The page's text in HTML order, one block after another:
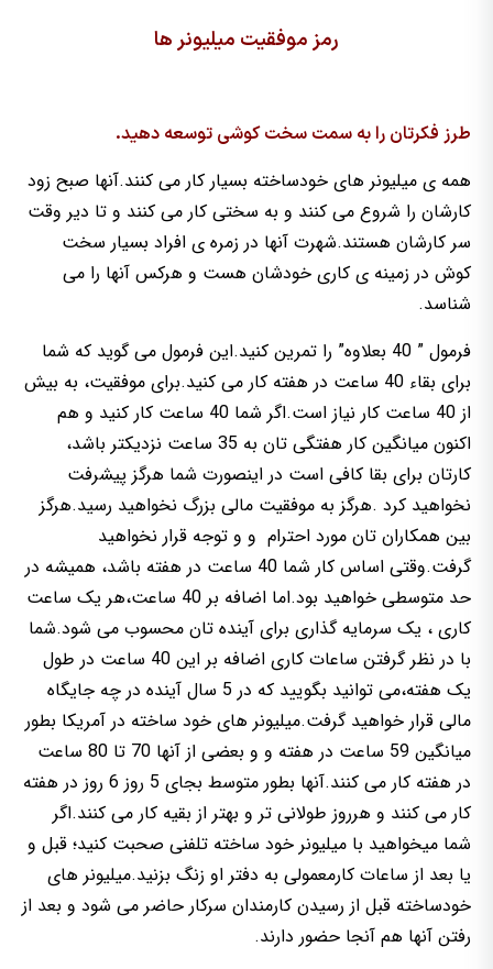
رمز موفقیت میلیونر ها
طرز فکرتان را به سمت سخت کوشی توسعه دهید.
همه ی میلیونر های خودساخته بسیار کار می کنند.آنها صبح زود
کارشان را شروع می کنند و به سختی کار می کنند و تا دیر وقت
سر کارشان هستند.شهرت آنها در زمره ی افراد بسیار سخت
کوش در زمینه ی کاری خودشان هست و هرکس آنها را می
شناسد.
فرمول ” 40 بعلاوه” را تمرین کنید.این فرمول می گوید که شما
برای بقاء 40 ساعت در هفته کار می کنید.برای موفقیت، به بیش
از 40 ساعت کار نیاز است.اگر شما 40 ساعت کار کنید و هم
اکنون میانگین کار هفتگی تان به 35 ساعت نزدیکتر باشد،
کارتان برای بقا کافی است در اینصورت شما هرگز پیشرفت
نخواهید کرد .هرگز به موفقیت مالی بزرگ نخواهید رسید.هرگز
بین همکاران تان مورد احترام و و توجه قرار نخواهید
گرفت.وقتی اساس کار شما 40 ساعت در هفته باشد، همیشه در
حد متوسطی خواهید بود.اما اضافه بر 40 ساعت،هر یک ساعت
کاری ، یک سرمایه گذاری برای آینده تان محسوب می شود.شما
با در نظر گرفتن ساعات کاری اضافه بر این 40 ساعت در طول
یک هفته،می توانید بگویید که در 5 سال آینده در چه جایگاه
مالی قرار خواهید گرفت.میلیونر های خود ساخته در آمریکا بطور
میانگین 59 ساعت در هفته و و بعضی از آنها 70 تا 80 ساعت
در هفته کار می کنند.آنها بطور متوسط بجای 5 روز 6 روز در هفته
کار می کنند و هرروز طولانی تر و بهتر از بقیه کار می کنند.اگر
شما میخواهید با میلیونر خود ساخته تلفنی صحبت کنید؛ قبل و
یا بعد از ساعات کارمعمولی به دفتر او زنگ بزنید.میلیونر های
خودساخته قبل از رسیدن کارمندان سرکار حاضر می شود و بعد از
رفتن آنها هم آنجا حضور دارند.